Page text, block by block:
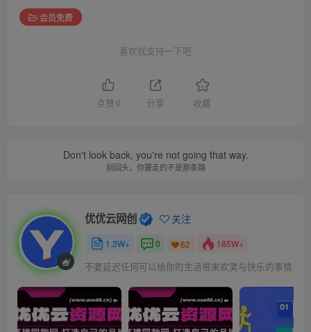
会员免费
喜欢就支持一下吧
点赞 0 分享 收藏
Don't look back, you're not going that way.
别回头，你要走的不是那条路
优优云网创 关注
1.3W+ 0 62 185W+
不要延迟任何可以给你的生活带来欢笑与快乐的事情